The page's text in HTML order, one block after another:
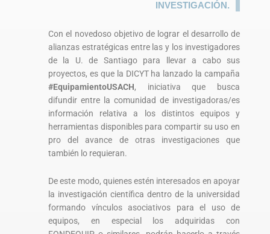
INVESTIGACIÓN.
Con el novedoso objetivo de lograr el desarrollo de
alianzas estratégicas entre las y los investigadores
de la U. de Santiago para llevar a cabo sus
proyectos, es que la DICYT ha lanzado la campaña
#EquipamientoUSACH, iniciativa que busca
difundir entre la comunidad de investigadoras/es
información relativa a los distintos equipos y
herramientas disponibles para compartir su uso en
pro del avance de otras investigaciones que
también lo requieran.
De este modo, quienes estén interesados en apoyar
la investigación científica dentro de la universidad
formando vínculos asociativos para el uso de
equipos, en especial los adquiridas con